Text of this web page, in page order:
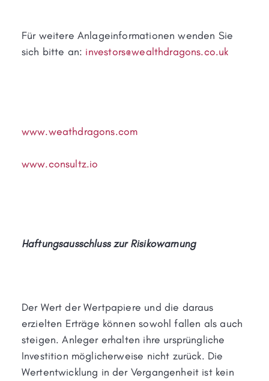
Für weitere Anlageinformationen wenden Sie
sich bitte an: investors@wealthdragons.co.uk
www.weathdragons.com
www.consultz.io
Haftungsausschluss zur Risikowarnung
Der Wert der Wertpapiere und die daraus
erzielten Erträge können sowohl fallen als auch
steigen. Anleger erhalten ihre ursprüngliche
Investition möglicherweise nicht zurück. Die
Wertentwicklung in der Vergangenheit ist kein